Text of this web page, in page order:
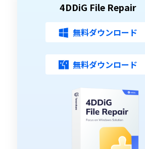
4DDiG File Repair
無料ダウンロード
無料ダウンロード